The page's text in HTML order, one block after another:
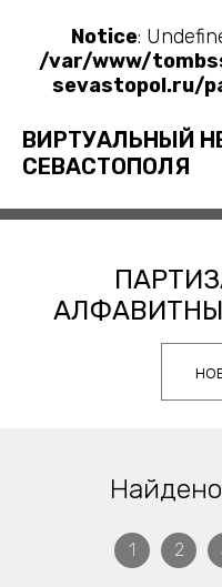
Notice:
/var/www/
sevastopol.ru/
ВИРТУАЛЬНЫЙ
СЕВАСТОПОЛЯ
1 2